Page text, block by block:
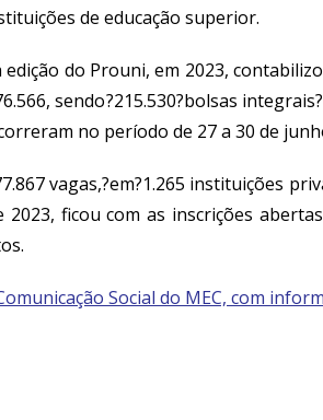
de educação superior.
edição do Prouni, em 2023,
sendo?215.530?bolsas
no período de 27 a 30 de
vagas,?em?1.265 instituições
2023, ficou com as inscrições
Social do MEC, com